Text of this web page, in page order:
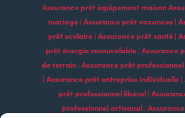
Assurance prêt équipement maison
mariage | Assurance prêt vacances |
prêt scolaire | Assurance prêt santé |
prêt énergie renouvelable | Assurance
de terrain | Assurance prêt
| Assurance prêt entreprise individuelle |
prêt professionnel libéral |
professionnel artisanal |